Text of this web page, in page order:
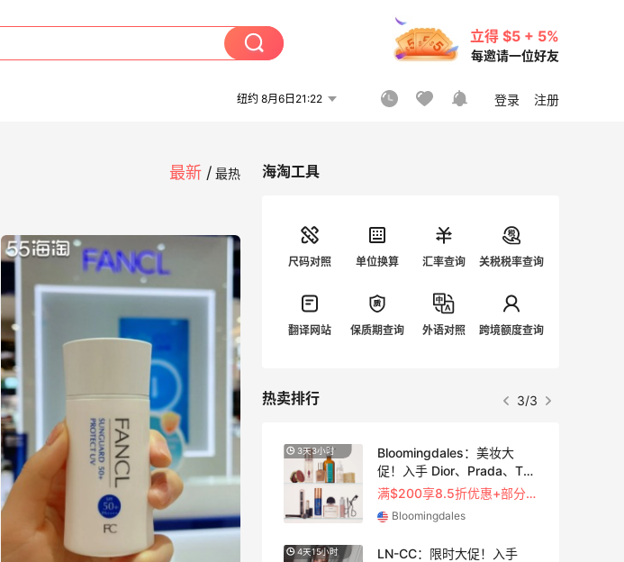
立得 $5 + 5%
每邀请一位好友
纽约 8月6日21:22 登录 注册
最新 最热 海淘工具
尺码对照 单位换算 汇率查询 关税税率查询
翻译网站 保质期查询 外语对照 跨境额度查询
热卖排行 1/3
3天3小时
Bloomingdales：美妆大
促！入手 Dior、Prada、TF
Bloomingdales
LN-CC：限时大促！入手
3天15小时
adidas HK：精选正价产品
促销！入球衣、金属银跆拳
道鞋等
2件8折 叠加满HK$1800-100
adidas HK
4天9小时
【55专享】Bobbi Brown 美